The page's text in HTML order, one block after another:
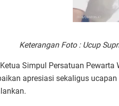
Keterangan Foto : Ucup
Simpul Persatuan Pewarta
apresiasi sekaligus